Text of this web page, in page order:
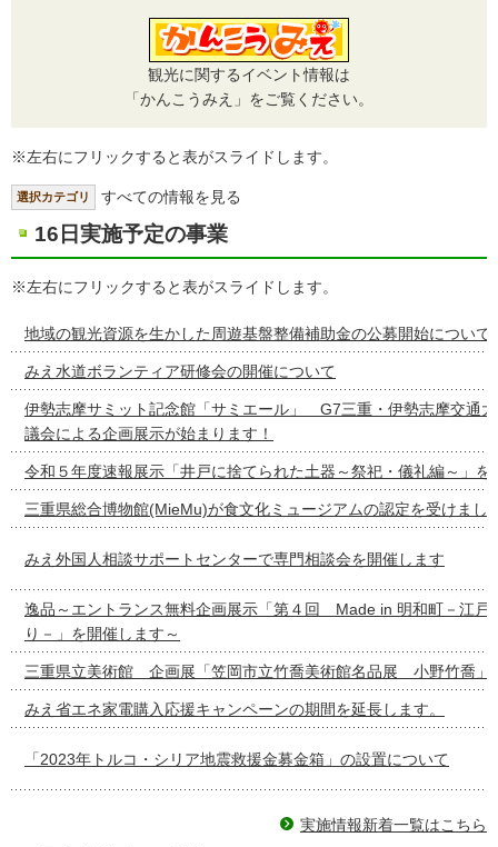
観光に関するイベント情報は
「かんこうみえ」をご覧ください。
※左右にフリックすると表がスライドします。
選択カテゴリ すべての情報を見る
16日実施予定の事業
※左右にフリックすると表がスライドします。
地域の観光資源を生かした周遊基盤整備補助金の公募開始について
みえ水道ボランティア研修会の開催について
伊勢志摩サミット記念館「サミエール」 G7三重・伊勢志摩交通
議会による企画展示が始まります！
令和５年度速報展示「井戸に捨てられた土器～祭祀・儀礼編～」を
三重県総合博物館(MieMu)が食文化ミュージアムの認定を受けまし
みえ外国人相談サポートセンターで専門相談会を開催します
逸品～エントランス無料企画展示「第４回 Made in 明和町－江戸
り－」を開催します～
三重県立美術館 企画展「笠岡市立竹喬美術館名品展 小野竹喬」
みえ省エネ家電購入応援キャンペーンの期間を延長します。
「2023年トルコ・シリア地震救援金募金箱」の設置について
実施情報新着一覧はこちら